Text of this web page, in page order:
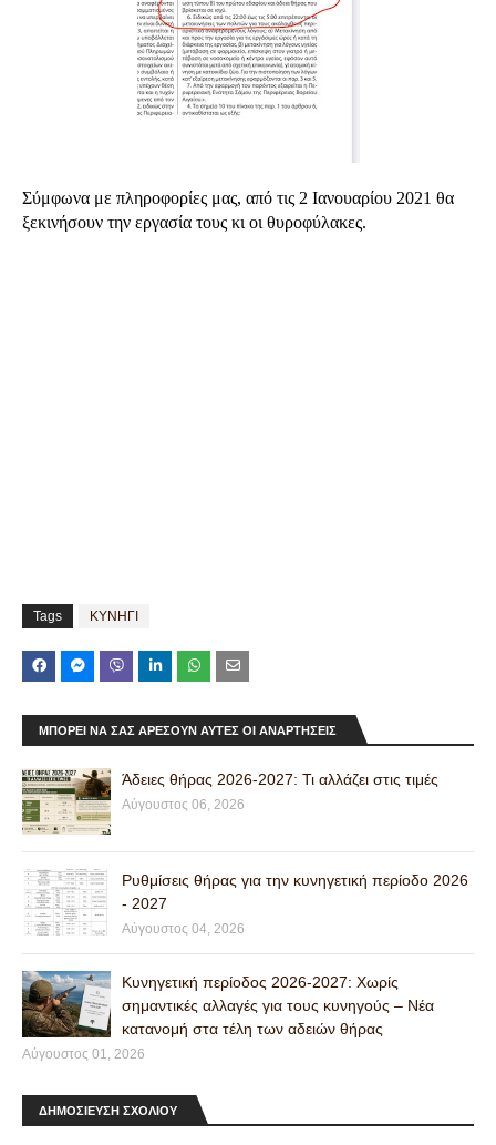
Σύμφωνα με πληροφορίες μας, από τις 2 Ιανουαρίου 2021 θα
ξεκινήσουν την εργασία τους κι οι θυροφύλακες.
Tags ΚΥΝΗΓΙ
ΜΠΟΡΕΊ ΝΑ ΣΑΣ ΑΡΈΣΟΥΝ ΑΥΤΈΣ ΟΙ ΑΝΑΡΤΉΣΕΙΣ
Άδειες θήρας 2026-2027: Τι αλλάζει στις τιμές
Αύγουστος 06, 2026
Ρυθμίσεις θήρας για την κυνηγετική περίοδο 2026
- 2027
Αύγουστος 04, 2026
Κυνηγετική περίοδος 2026-2027: Χωρίς
σημαντικές αλλαγές για τους κυνηγούς – Νέα
κατανομή στα τέλη των αδειών θήρας
Αύγουστος 01, 2026
ΔΗΜΟΣΙΕΥΣΗ ΣΧΟΛΙΟΥ